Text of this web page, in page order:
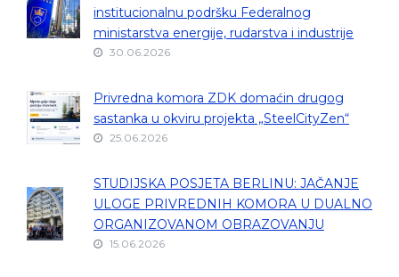
institucionalnu podršku Federalnog
ministarstva energije, rudarstva i industrije
30.06.2026
Privredna komora ZDK domaćin drugog
sastanka u okviru projekta „SteelCityZen“
25.06.2026
STUDIJSKA POSJETA BERLINU: JAČANJE
ULOGE PRIVREDNIH KOMORA U DUALNO
ORGANIZOVANOM OBRAZOVANJU
15.06.2026